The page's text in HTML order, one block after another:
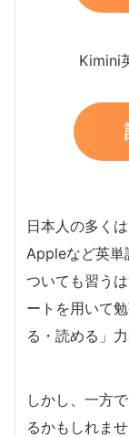
Kimini
日本人の多く
Appleなど英単
ついても習う
ートを用いて
る・読める」
しかし、一方で
るかもしれま